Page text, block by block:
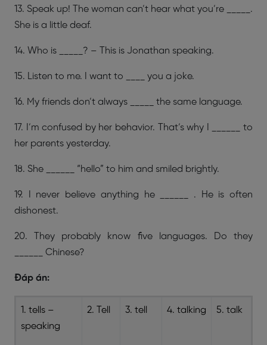
13. Speak up! The woman can’t hear what you’re _____.
She is a little deaf.
14. Who is _____? – This is Jonathan speaking.
15. Listen to me. I want to ____ you a joke.
16. My friends don’t always _____ the same language.
17. I’m confused by her behavior. That’s why I ______ to
her parents yesterday.
18. She ______ “hello” to him and smiled brightly.
19. I never believe anything he ______ . He is often
dishonest.
20. They probably know five languages. Do they
______ Chinese?
Đáp án:
1. tells –
speaking
2. Tell 3. tell 4. talking 5. talk